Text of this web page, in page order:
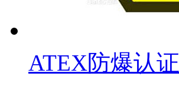
ATEX防爆认证